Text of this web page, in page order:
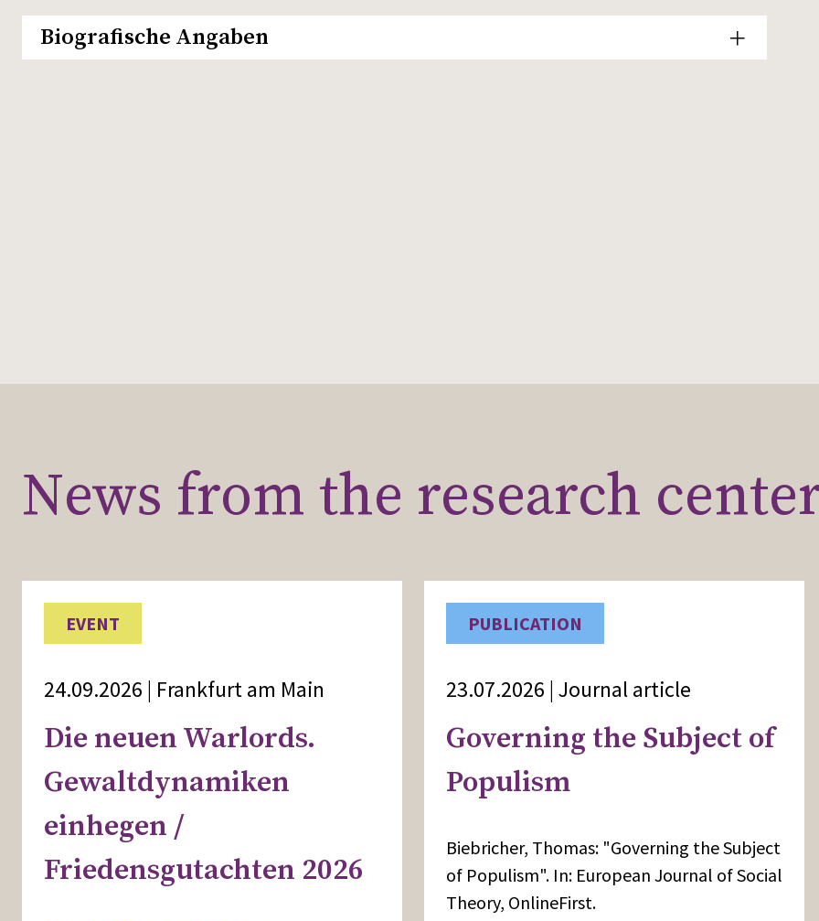
Biografische Angaben
News from the research
EVENT
24.09.2026 | Frankfurt am Main
Die neuen Warlords.
Gewaltdynamiken
einhegen /
Friedensgutachten 2026
PUBLICATION
23.07.2026 | Journal article
Governing the Subject of
Populism
Biebricher, Thomas: "Governing the Subject
of Populism". In: European Journal of Social
Theory, OnlineFirst.